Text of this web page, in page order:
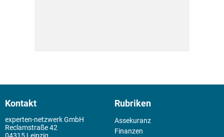
Kontakt
experten-netzwerk GmbH
Reclamstraße 42
04315 Leipzig
Rubriken
Assekuranz
Finanzen